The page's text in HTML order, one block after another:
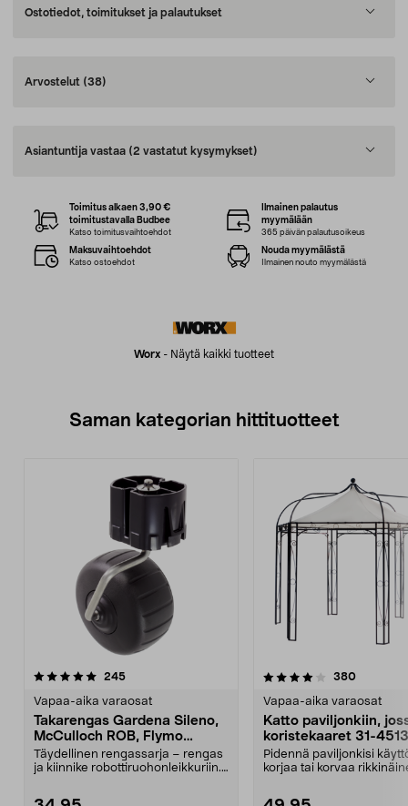
Ostotiedot, toimitukset ja palautukset
Arvostelut (38)
Asiantuntija vastaa (2 vastatut kysymykset)
Worx - Näytä kaikki tuotteet
Toimitus alkaen 3,90 €
toimitustavalla Budbee
Katso toimitusvaihtoehdot
Ilmainen palautus
myymälään
365 päivän palautusoikeus
Maksuvaihtoehdot
Katso ostoehdot
Nouda myymälästä
Ilmainen nouto myymälästä
Saman kategorian hittituotteet
245arvostelut
Vapaa-aika varaosat
Takarengas Gardena Sileno,
McCulloch ROB, Flymo
Easilife
Täydellinen rengassarja – rengas
ja kiinnike robottiruohonleikkuriin.
4.0 viidestä
380arvostelut
Vapaa-aika varaosat
Katto paviljonkiin,
koristekaaret 31-4513
Pidennä paviljonkisi
korjaa tai korvaa
4.5 viidestä